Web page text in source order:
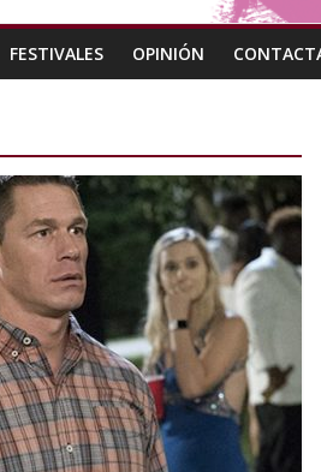
FESTIVALES OPINIÓN